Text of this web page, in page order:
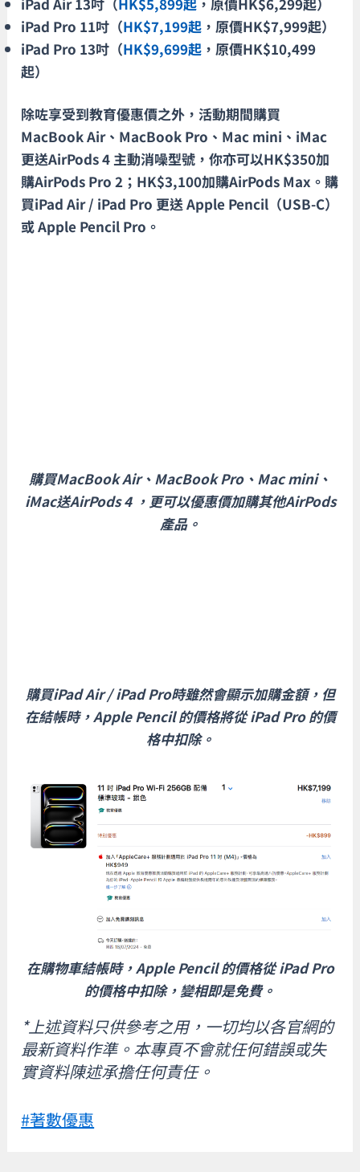
iPad Pro 11吋（HK$7,199起 ，原價HK$7,999起）
iPad Pro 13吋（HK$9,699起 ，原價HK$10,499
起）
除咗享受到教育優惠價之外，活動期間購買
MacBook Air、MacBook Pro、Mac mini、iMac
更送AirPods 4 主動消噪型號，你亦可以HK$350加
購AirPods Pro 2；HK$3,100加購AirPods Max。購
買iPad Air / iPad Pro 更送 Apple Pencil（USB-C）
或 Apple Pencil Pro。
購買MacBook Air、MacBook Pro、Mac mini、
iMac送AirPods 4 ，更可以優惠價加購其他AirPods
產品。
購買iPad Air / iPad Pro時雖然會顯示加購金額，但
在結帳時，Apple Pencil 的價格將從 iPad Pro 的價
格中扣除。
在購物車結帳時，Apple Pencil 的價格從 iPad Pro
的價格中扣除，變相即是免費。
*上述資料只供參考之用，一切均以各官網的
最新資料作準。本專頁不會就任何錯誤或失
實資料陳述承擔任何責任。
#著數優惠